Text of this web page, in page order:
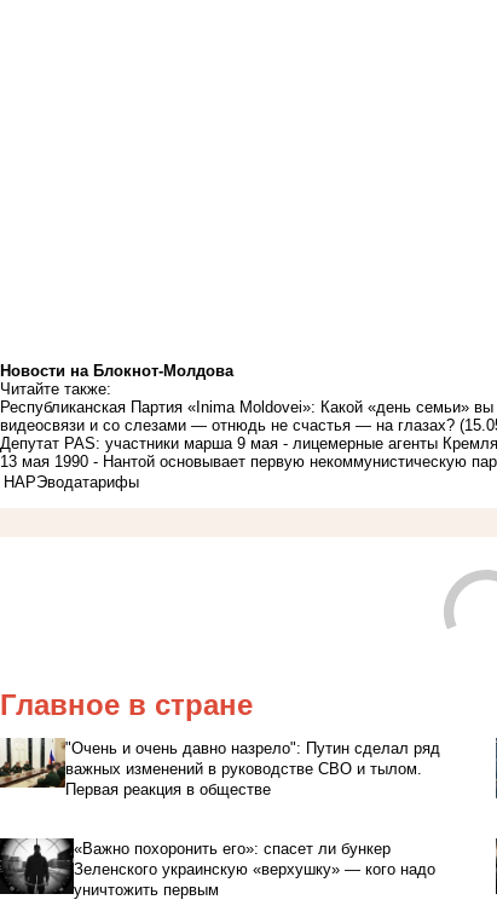
Новости на Блoкнoт-Молдова
Читайте также:
Республиканская Партия «Inima Moldovei»: Какой «день семьи»
видеосвязи и со слезами — отнюдь не счастья — на глазах?
Депутат PAS: участники марша 9 мая - лицемерные агенты Кремля
13 мая 1990 - Нантой основывает первую некоммунистическую
НАРЭводатарифы
Главное в стране
"Очень и очень давно назрело": Путин сделал ряд
важных изменений в руководстве СВО и тылом.
Первая реакция в обществе
«Важно похоронить его»: спасет ли бункер
Зеленского украинскую «верхушку» — кого надо
уничтожить первым